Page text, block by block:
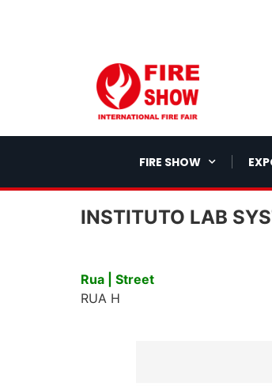
FIRE SHOW
INSTITUTO LAB
Rua | Street
RUA H